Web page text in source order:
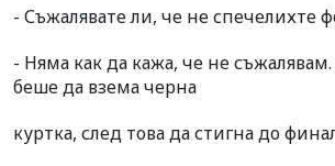
- Съжалявате ли, че не спечелихте
- Няма как да кажа, че не
беше да взема черна
куртка, след това да стигна до